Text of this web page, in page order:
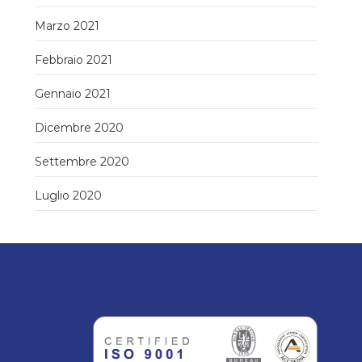
Marzo 2021
Febbraio 2021
Gennaio 2021
Dicembre 2020
Settembre 2020
Luglio 2020